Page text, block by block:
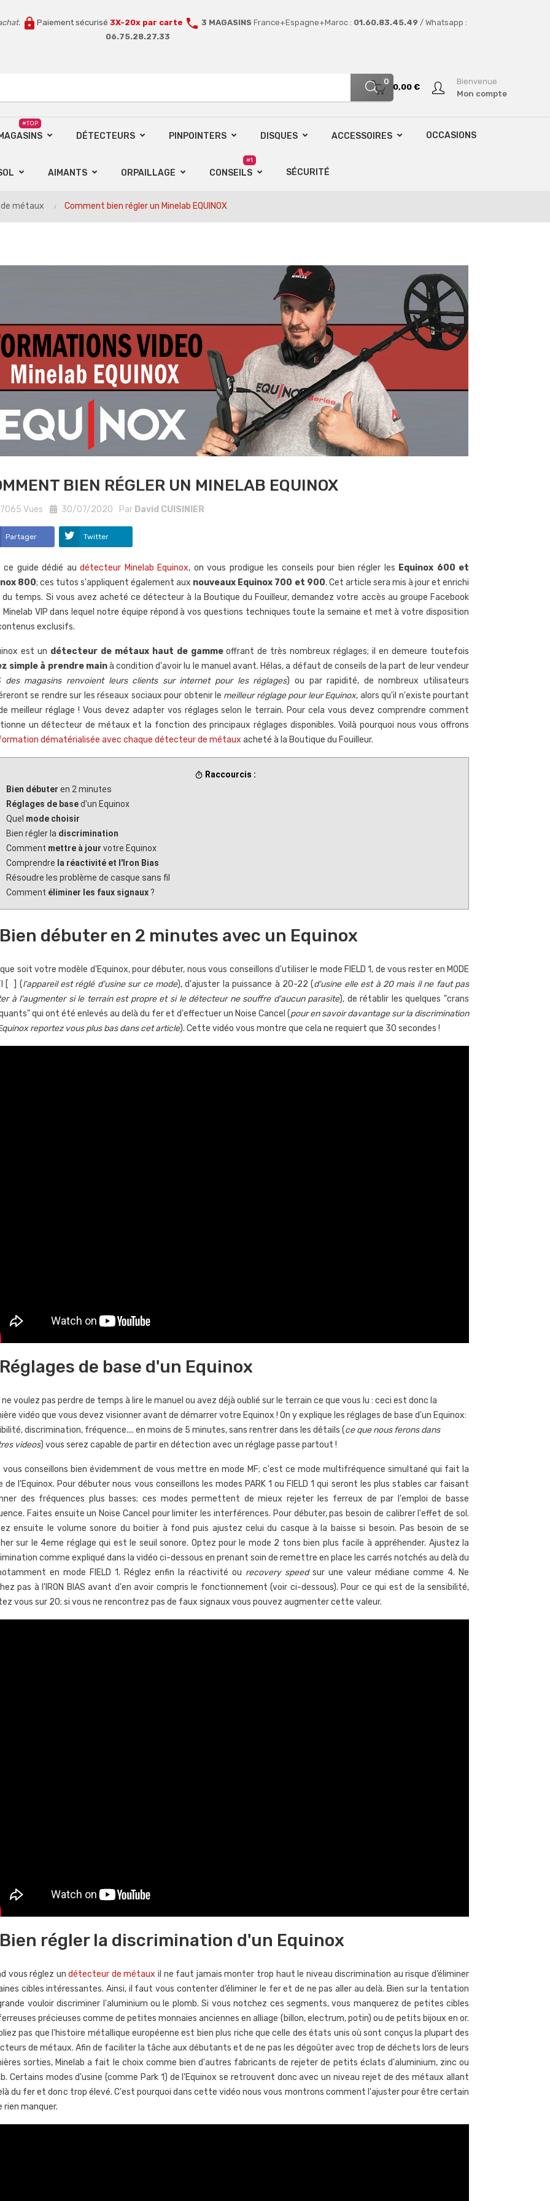
lock Paiement sécurisé 3X-20x par carte call 3 MAGASINS France+Espagne+Maroc : 01.60.83.45.49 / Whatsapp :
06.75.28.27.33
0
0,00 €
Bienvenue
Mon compte
#TOP
DÉTECTEURS PINPOINTERS DISQUES ACCESSOIRES OCCASIONS
AIMANTS ORPAILLAGE CONSEILS
#1
SÉCURITÉ
métaux Comment bien régler un Minelab EQUINOX
utiliser les
GR3 et
on vous explique
GR3 et GR4
803vues
Dans cet article on vous
expliquer comment bien
régler le détecteur de métaux
haut de gamme LEGEND2 de
Lire l'article
bronze ancienne sans abimer
Lire l'article
BIEN RÉGLER UN MINELAB EQUINOX
Vues 30/07/2020 Par David CUISINIER
Partager Twitter
ce guide dédié audétecteur Minelab Equinox, on vous prodigue les conseils pour bien régler les Equinox 600 et
800; ces tutos s'appliquent également aux nouveaux Equinox 700 et 900. Cet article sera mis à jour et enrichi
du temps. Si vous avez acheté ce détecteur à la Boutique du Fouilleur, demandez votre accès au groupe Facebook
Minelab VIP dans lequel notre équipe répond à vos questions techniques toute la semaine et met à votre disposition
exclusifs.
est un détecteur de métaux haut de gammeoffrant de très nombreux réglages; il en demeure toutefois
simple à prendre mainà condition d'avoir lu le manuel avant. Hélas, a défaut de conseils de la part de leur vendeur
des magasins renvoient leurs clients sur internet pour les réglages) ou par rapidité, de nombreux utilisateurs
se rendre sur les réseaux sociaux pour obtenir le meilleur réglage pour leur Equinox, alors qu'il n'existe pourtant
meilleur réglage ! Vous devez adapter vos réglages selon le terrain. Pour cela vous devez comprendre comment
un détecteur de métaux et la fonction des principaux réglages disponibles. Voilà pourquoi nous vous offrons
dématérialisée avec chaque détecteur de métaux acheté à la Boutique du Fouilleur.
timer Raccourcis :
Bien débuter en 2 minutes
Réglages de based'un Equinox
Quel mode choisir
Bien régler la discrimination
Comment mettre à jour votre Equinox
Comprendre la réactivité et l'Iron Bias
Résoudre les problème de casque sans fil
Comment éliminer les faux signaux ?
Bien débuter en 2 minutes avec un Equinox
soit votre modèle d'Equinox, pour débuter, nous vous conseillons d'utiliser le mode FIELD 1, de vous rester en MODE
[ ] (l'appareil est réglé d'usine sur ce mode), d'ajuster la puissance à 20-22 (d'usine elle est à 20 mais il ne faut pas
à l'augmenter si le terrain est propre et si le détecteur ne souffre d'aucun parasite), de rétablir les quelques "crans
qui ont été enlevés au delà du fer et d'effectuer un Noise Cancel (pour en savoir davantage sur la discrimination
reportez vous plus bas dans cet article). Cette vidéo vous montre que cela ne requiert que 30 secondes !
Réglages de base d'un Equinox
ne voulez pas perdre de temps à lire le manuel ou avez déjà oublié sur le terrain ce que vous lu : ceci est donc la
vidéo que vous devez visionner avant de démarrer votre Equinox ! On y explique les réglages de base d'un Equinox:
discrimination, fréquence.... en moins de 5 minutes, sans rentrer dans les détails (ce que nous ferons dans
videos) vous serez capable de partir en détection avec un réglage passe partout !
vous conseillons bien évidemment de vous mettre en mode MF; c'est ce mode multifréquence simultané qui fait la
de l'Equinox. Pour débuter nous vous conseillons les modes PARK 1 ou FIELD 1 qui seront les plus stables car faisant
des fréquences plus basses; ces modes permettent de mieux rejeter les ferreux de par l'emploi de basse
Faites ensuite un Noise Cancel pour limiter les interférences. Pour débuter, pas besoin de calibrer l'effet de sol.
ensuite le volume sonore du boitier à fond puis ajustez celui du casque à la baisse si besoin. Pas besoin de se
sur le 4eme réglage qui est le seuil sonore. Optez pour le mode 2 tons bien plus facile à appréhender. Ajustez la
comme expliqué dans la vidéo ci-dessous en prenant soin de remettre en place les carrés notchés au delà du
en mode FIELD 1. Réglez enfin la réactivité ou recovery speedsur une valeur médiane comme 4. Ne
pas à l'IRON BIAS avant d'en avoir compris le fonctionnement (voir ci-dessous). Pour ce qui est de la sensibilité,
vous sur 20; si vous ne rencontrez pas de faux signaux vous pouvez augmenter cette valeur.
Bien régler la discrimination d'un Equinox
vous réglez undétecteur de métaux il ne faut jamais monter trop haut le niveau discrimination au risque d’éliminer
cibles intéressantes. Ainsi, il faut vous contenter d’éliminer le fer et de ne pas aller au delà. Bien sur la tentation
vouloir discriminer l'aluminium ou le plomb. Si vous notchez ces segments, vous manquerez de petites cibles
précieuses comme de petites monnaies anciennes en alliage (billon, electrum, potin) ou de petits bijoux en or.
pas que l'histoire métallique européenne est bien plus riche que celle des états unis où sont conçus la plupart des
de métaux. Afin de faciliter la tâche aux débutants et de ne pas les dégoûter avec trop de déchets lors de leurs
sorties, Minelab a fait le choix comme bien d'autres fabricants de rejeter de petits éclats d'aluminium, zinc ou
Certains modes d'usine (comme Park 1) de l'Equinox se retrouvent donc avec un niveau rejet de des métaux allant
du fer et donc trop élevé. C'est pourquoi dans cette vidéo nous vous montrons comment l'ajuster pour être certain
rien manquer.